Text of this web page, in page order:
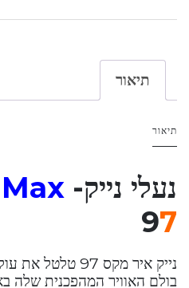
תיאור
תיאור
נעלי נייק- Max
97
נייק איר מקס 97
בולם האוויר המהפכנית שלה